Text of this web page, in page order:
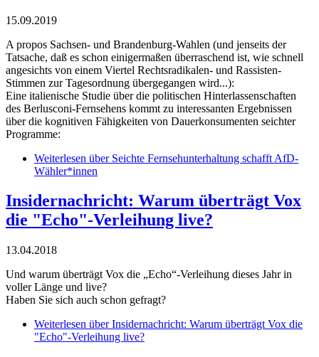
15.09.2019
A propos Sachsen- und Brandenburg-Wahlen (und jenseits der
Tatsache, daß es schon einigermaßen überraschend ist, wie schnell
angesichts von einem Viertel Rechtsradikalen- und Rassisten-
Stimmen zur Tagesordnung übergegangen wird...):
Eine italienische Studie über die politischen Hinterlassenschaften
des Berlusconi-Fernsehens kommt zu interessanten Ergebnissen
über die kognitiven Fähigkeiten von Dauerkonsumenten seichter
Programme:
Weiterlesen über Seichte Fernsehunterhaltung schafft AfD-
Wähler*innen
Insidernachricht: Warum überträgt Vox
die "Echo"-Verleihung live?
13.04.2018
Und warum überträgt Vox die „Echo“-Verleihung dieses Jahr in
voller Länge und live?
Haben Sie sich auch schon gefragt?
Weiterlesen über Insidernachricht: Warum überträgt Vox die
"Echo"-Verleihung live?